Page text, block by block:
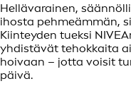
Hellävarainen,
ihosta pehmeämmän,
Kiinteyden tueksi
yhdistävät tehokkaita
hoivaan – jotta voisit
päivä.